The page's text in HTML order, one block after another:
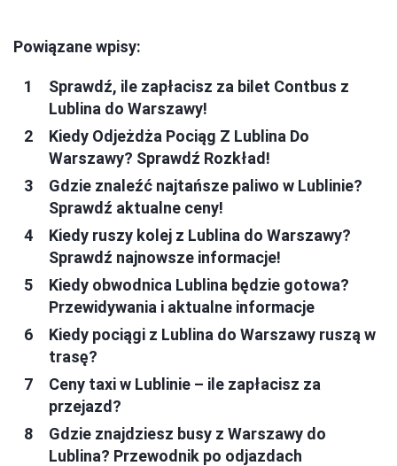
Powiązane wpisy:
Sprawdź, ile zapłacisz za bilet Contbus z
Lublina do Warszawy!
Kiedy Odjeżdża Pociąg Z Lublina Do
Warszawy? Sprawdź Rozkład!
Gdzie znaleźć najtańsze paliwo w Lublinie?
Sprawdź aktualne ceny!
Kiedy ruszy kolej z Lublina do Warszawy?
Sprawdź najnowsze informacje!
Kiedy obwodnica Lublina będzie gotowa?
Przewidywania i aktualne informacje
Kiedy pociągi z Lublina do Warszawy ruszą w
trasę?
Ceny taxi w Lublinie – ile zapłacisz za
przejazd?
Gdzie znajdziesz busy z Warszawy do
Lublina? Przewodnik po odjazdach